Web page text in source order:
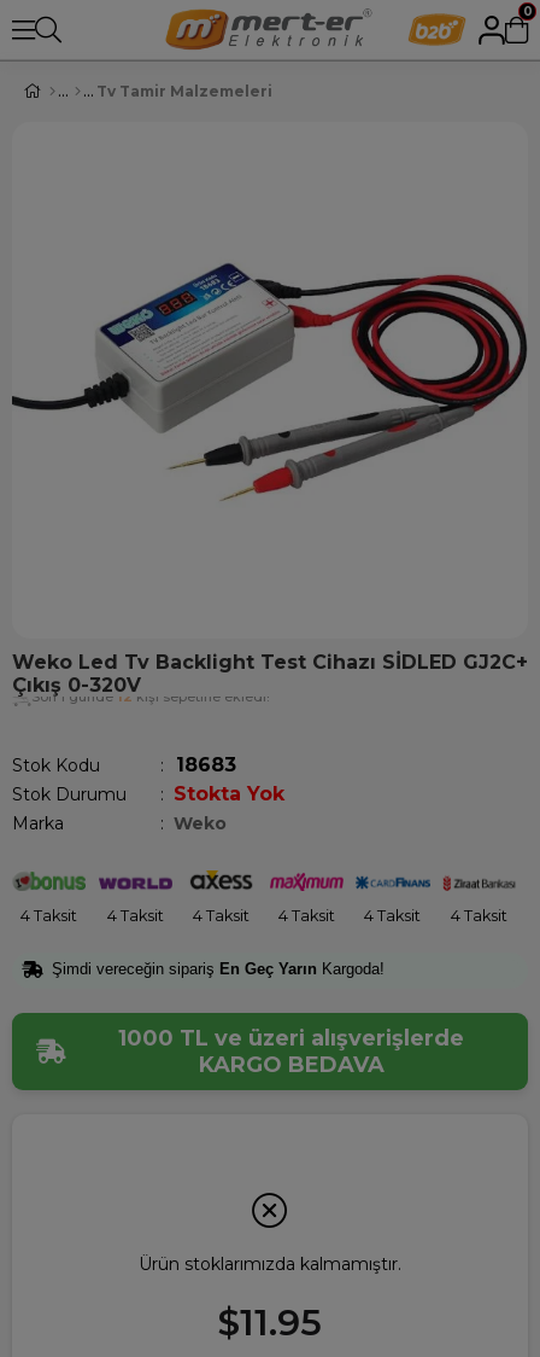
0
Tv Tamir Malzemeleri
Weko Led Tv Backlight Test Cihazı SİDLED GJ2C+
Çıkış 0-320V
Son 1 günde kişi sepetine ekledi!
Stok Kodu 18683
Stok Durumu : Stokta Yok
Marka : Weko
4 Taksit 4 Taksit 4 Taksit 4 Taksit 4 Taksit 4 Taksit
Şimdi vereceğin sipariş En Geç Yarın Kargoda!
1000 TL ve üzeri alışverişlerde
KARGO BEDAVA
Ürün stoklarımızda kalmamıştır.
$11.95